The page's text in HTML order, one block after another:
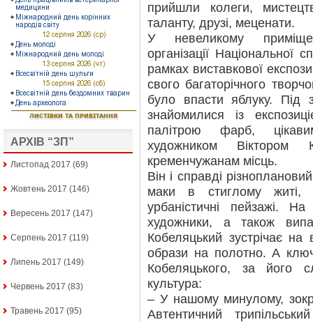
АРХІВ “ЗП”
Листопад 2017 (69)
Жовтень 2017 (146)
Вересень 2017 (147)
Серпень 2017 (119)
Липень 2017 (149)
Червень 2017 (83)
Травень 2017 (95)
прийшли колеги,
таланту, друзі, меценати.
У невеликому
організації Національної
рамках виставкової
свого багаторічного
було впасти яблуку. Під
знайомилися із
палітрою фарб,
художником Віктором
кременчужанам місць.
Він і справді
маки в стиглому житі,
урбаністичні пейзажі.
художники, а також
Кобеляцький зустрічає
образи на полотно. А
Кобеляцького, за його
культура:
– У нашому минулому,
Автентичний